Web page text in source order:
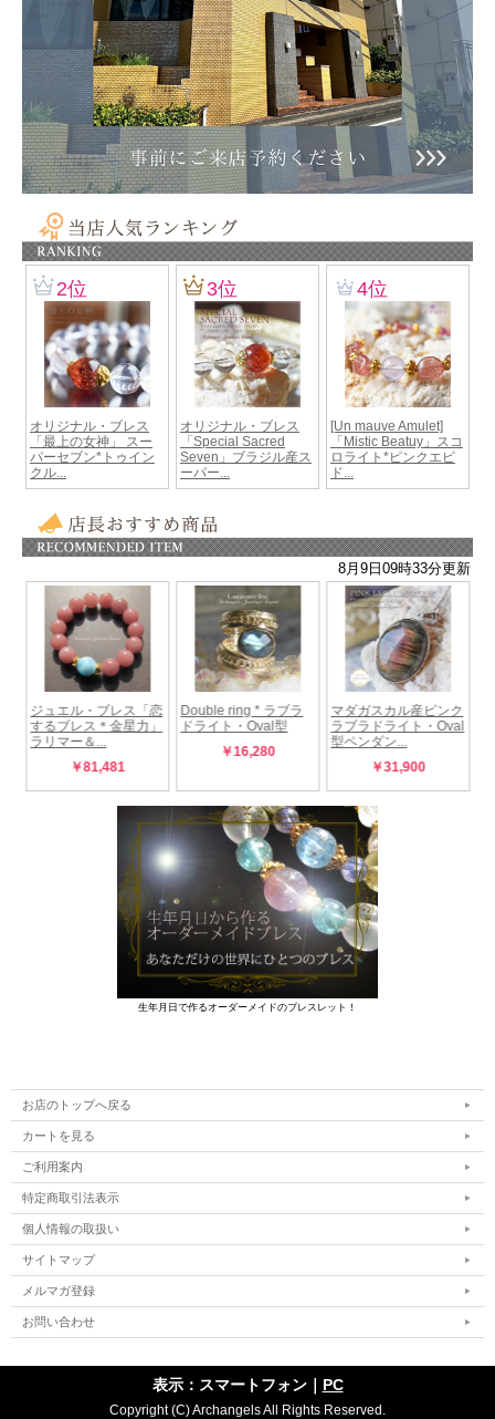
生年月日で作るオーダーメイドのブレスレット！
お店のトップへ戻る
カートを見る
ご利用案内
特定商取引法表示
個人情報の取扱い
サイトマップ
メルマガ登録
お問い合わせ
表示：スマートフォン｜ PC
Copyright (C) Archangels All Rights Reserved.